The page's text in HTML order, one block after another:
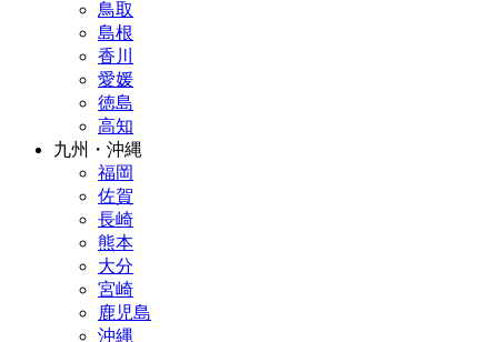
鳥取
島根
香川
愛媛
徳島
高知
九州・沖縄
福岡
佐賀
長崎
熊本
大分
宮崎
鹿児島
沖縄